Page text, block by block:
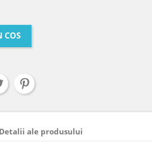
COS
Detalii ale produsului